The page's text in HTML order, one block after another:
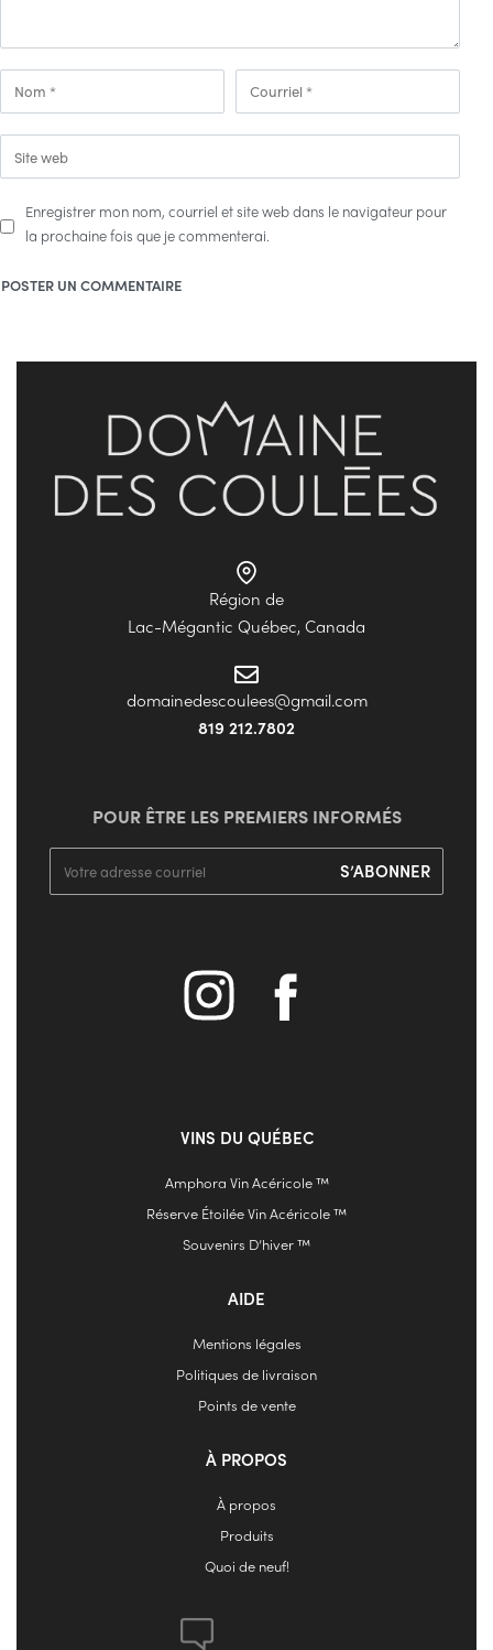
Enregistrer mon nom, courriel et site web dans le navigateur pour
la prochaine fois que je commenterai.
Région de
Lac-Mégantic Québec, Canada
domainedescoulees@gmail.com
819 212.7802
POUR ÊTRE LES PREMIERS INFORMÉS
VINS DU QUÉBEC
Amphora Vin Acéricole ™
Réserve Étoilée Vin Acéricole ™
Souvenirs D’hiver ™
AIDE
Mentions légales
Politiques de livraison
Points de vente
À PROPOS
À propos
Produits
Quoi de neuf!